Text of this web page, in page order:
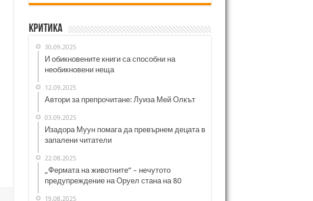
Критика
30.09.2025
И обикновените книги са способни на
необикновени неща
12.09.2025
Автори за препрочитане: Луиза Мей Олкът
03.09.2025
Изадора Муун помага да превърнем децата в
запалени читатели
22.08.2025
„Фермата на животните“ – нечутото
предупреждение на Оруел стана на 80
19.08.2025